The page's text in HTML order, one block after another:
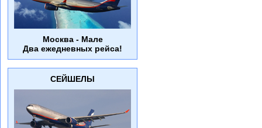
Москва - Мале
Два ежедневных рейса!
СЕЙШЕЛЫ